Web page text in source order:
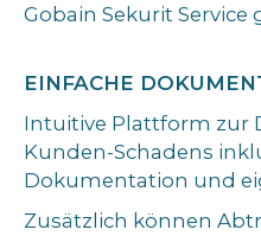
Gobain Sekurit Service
EINFACHE
Intuitive Plattform zur
Kunden-Schadens
Dokumentation und
Zusätzlich können